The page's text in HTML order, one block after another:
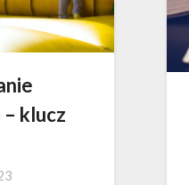
klucz